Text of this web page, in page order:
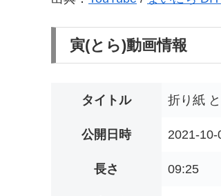
寅(とら)動画情報
タイトル 折り紙
公開日時 2021-
長さ 09:25